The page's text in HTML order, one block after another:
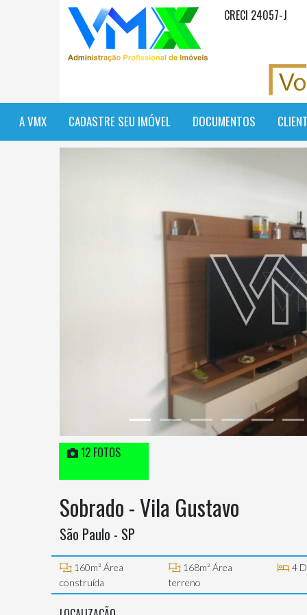
CRECI 24057-J
A VMX CADASTRE SEU IMÓVEL DOCUMENTOS
12 FOTOS
Sobrado - Vila Gustavo
São Paulo - SP
160m² Área
construída
168m² Área
terreno
4